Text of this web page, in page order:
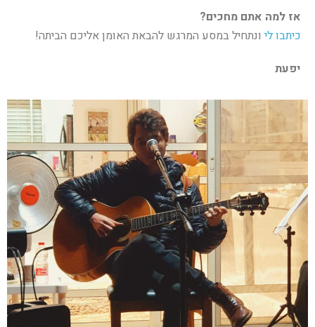
אז למה אתם מחכים?
כיתבו לי ונתחיל במסע המרגש להבאת האומן אליכם הביתה!
יפעת